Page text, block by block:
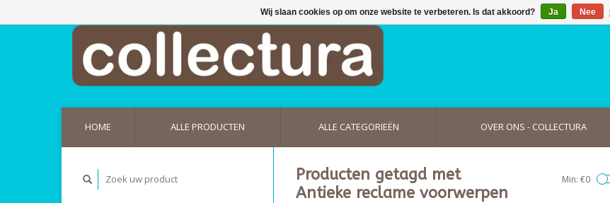
HOME ALLE PRODUCTEN ALLE CATEGORIEËN OVER ONS - COLLECTURA
Producten getagd met
Antieke reclame voorwerpen
Min: €0
Wij slaan cookies op om onze website te verbeteren. Is dat akkoord? Ja Nee